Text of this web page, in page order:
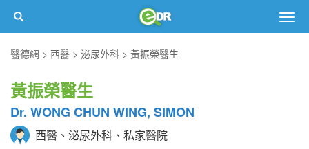
醫德網
西醫 泌尿外科 黃振榮醫生
黃振榮醫生
Dr. WONG CHUN WING, SIMON
西醫、泌尿外科、私家醫院